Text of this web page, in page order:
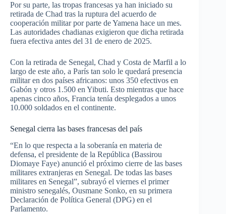
Por su parte, las tropas francesas ya han iniciado su
retirada de Chad tras la ruptura del acuerdo de
cooperación militar por parte de Yamena hace un mes.
Las autoridades chadianas exigieron que dicha retirada
fuera efectiva antes del 31 de enero de 2025.
Con la retirada de Senegal, Chad y Costa de Marfil a lo
largo de este año, a París tan solo le quedará presencia
militar en dos países africanos: unos 350 efectivos en
Gabón y otros 1.500 en Yibuti. Esto mientras que hace
apenas cinco años, Francia tenía desplegados a unos
10.000 soldados en el continente.
Senegal cierra las bases francesas del país
“En lo que respecta a la soberanía en materia de
defensa, el presidente de la República (Bassirou
Diomaye Faye) anunció el próximo cierre de las bases
militares extranjeras en Senegal. De todas las bases
militares en Senegal”, subrayó el viernes el primer
ministro senegalés, Ousmane Sonko, en su primera
Declaración de Política General (DPG) en el
Parlamento.